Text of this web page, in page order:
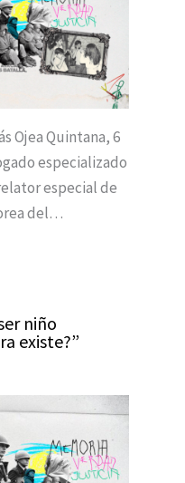
Ojea Quintana, 6
especializado
especial de
del…
niño
existe?”